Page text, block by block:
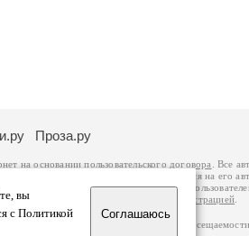
вы
с Политикой
Соглашаюсь
Проза.ру
на основаниипользовательского договора
. Все
автора, к которому вы можете обратиться на его
Российской Федерации. Данные
о портале связаться с администрацией
страниц по данным счетчика посещаемости,